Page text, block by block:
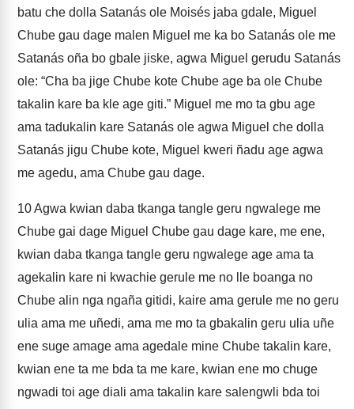
batu che dolla Satanás ole Moisés jaba gdale, Miguel
Chube gau dage malen Miguel me ka bo Satanás ole me
Satanás oña bo gbale jiske, agwa Miguel gerudu Satanás
ole: “Cha ba jige Chube kote Chube age ba ole Chube
takalin kare ba kle age giti.” Miguel me mo ta gbu age
ama tadukalin kare Satanás ole agwa Miguel che dolla
Satanás jigu Chube kote, Miguel kweri ñadu age agwa
me agedu, ama Chube gau dage.
10Agwa kwian daba tkanga tangle geru ngwalege me
Chube gai dage Miguel Chube gau dage kare, me ene,
kwian daba tkanga tangle geru ngwalege age ama ta
agekalin kare ni kwachie gerule me no lle boanga no
Chube alin nga ngaña gitidi, kaire ama gerule me no geru
ulia ama me uñedi, ama me mo ta gbakalin geru ulia uñe
ene suge amage ama agedale mine Chube takalin kare,
kwian ene ta me bda ta me kare, kwian ene mo chuge
ngwadi toi age diali ama takalin kare salengwli bda toi